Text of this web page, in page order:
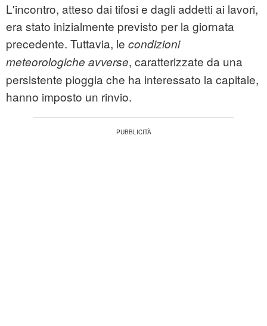
L'incontro, atteso dai tifosi e dagli addetti ai lavori,
era stato inizialmente previsto per la giornata
precedente. Tuttavia, le condizioni
meteorologiche avverse, caratterizzate da una
persistente pioggia che ha interessato la capitale,
hanno imposto un rinvio.